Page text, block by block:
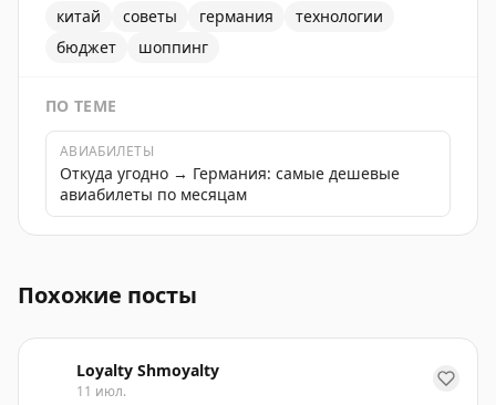
китай советы германия
технологии
бюджет
шоппинг
ПО ТЕМЕ
АВИАБИЛЕТЫ
Откуда угодно → Германия: самые дешевые
авиабилеты по месяцам
Похожие посты
Loyalty Shmoyalty
11 июл.